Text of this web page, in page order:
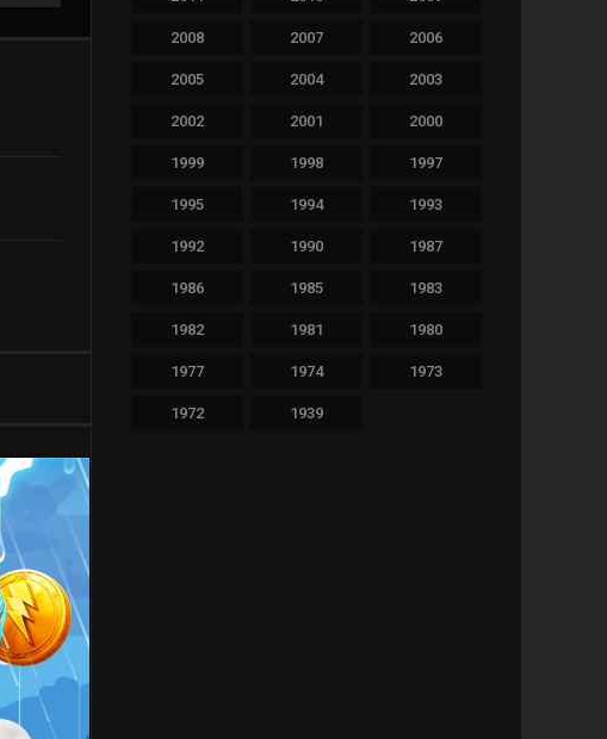
Mystery
Romance
Sci-Fi & Fantasy
War
Western
2008 2007 2006
2005 2004 2003
2002 2001 2000
1999 1998 1997
1995 1994 1993
1992 1990 1987
1986 1985 1983
1982 1981 1980
1977 1974 1973
1972 1939